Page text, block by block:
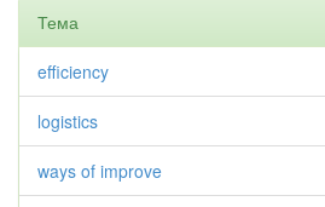
Тема
efficiency
logistics
ways of improve